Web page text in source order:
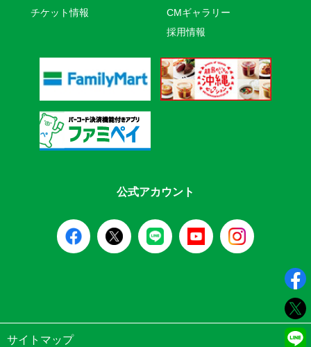
チケット情報
CMギャラリー
採用情報
公式アカウント
サイトマップ